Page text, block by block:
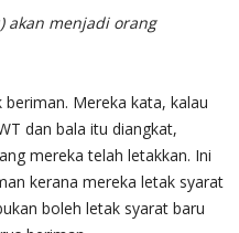
akan menjadi orang
Mereka kata, kalau
dan bala itu diangkat,
mereka telah letakkan. Ini
kerana mereka letak syarat
boleh letak syarat baru